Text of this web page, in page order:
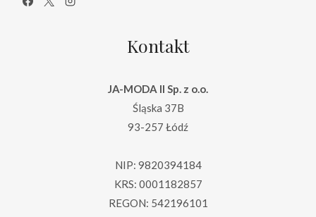
Kontakt
JA-MODA II Sp. z o.o.
Śląska 37B
93-257 Łódź
NIP: 9820394184
KRS: 0001182857
REGON: 542196101